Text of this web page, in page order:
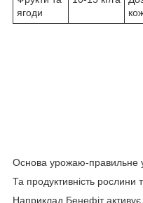
ягоди
Основа урожаю-правильне
Та продуктивність рослини
Наприклад Бенефіт активує